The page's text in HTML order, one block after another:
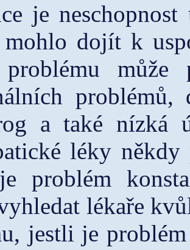
je
dojít k
může
a také nízká
léky
problém
lékaře
jestli je